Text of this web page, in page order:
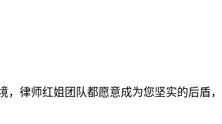
律师红姐团队都愿意成为您坚实的后盾